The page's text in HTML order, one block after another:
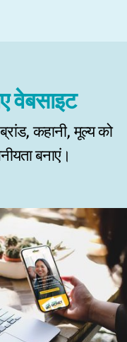
वेबसाइट
कहानी, मूल्य को
बनाएं।